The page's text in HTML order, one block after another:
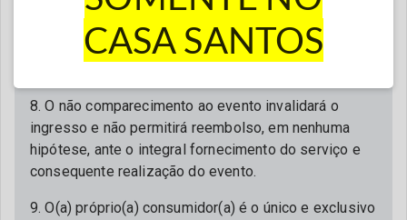
apresentação do ingresso impresso e assinado ou
em formato digital através do App (Guichê Web),
juntamente com documento de identificação oficial
8. O não comparecimento ao evento invalidará o
ingresso e não permitirá reembolso, em nenhuma
hipótese, ante o integral fornecimento do serviço e
consequente realização do evento.
9. O(a) próprio(a) consumidor(a) é o único e exclusivo
CASA SANTOS